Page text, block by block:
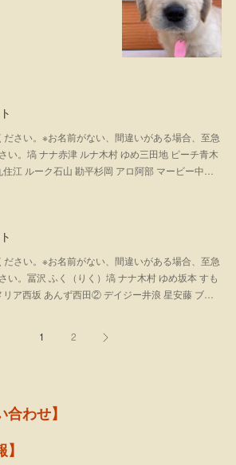
さい。※お名前がない、間違いがある場合、至急
い。塙 ナナ赤津 ルナ木村 ゆめ三田地 ピーチ青木
江 ルーク石山 勘平杉岡 アロ阿部 マービー中…
さい。※お名前がない、間違いがある場合、至急
い。冨沢 ふく（りく）塙 ナナ木村 ゆめ坂本 すも
リア西坂 あんず西田② デイジー井浪 星安藤 ブ…
1 2
合わせ】